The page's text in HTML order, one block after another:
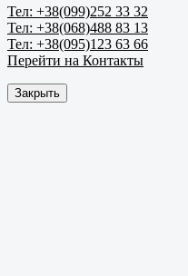
Тел: +38(099)252 33 32
Тел: +38(068)488 83 13
Тел: +38(095)123 63 66
Перейти на Контакты
Закрыть